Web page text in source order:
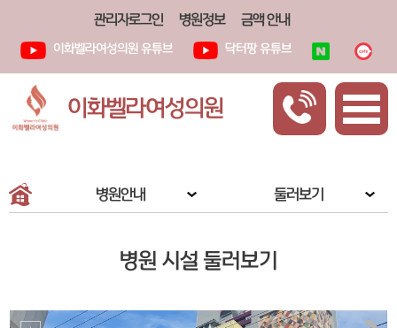
관리자로그인 병원정보 금액 안내
이화벨라여성의원 유튜브 닥터팡 유튜브
이화벨라여성의원
병원안내 둘러보기
병원 시설 둘러보기